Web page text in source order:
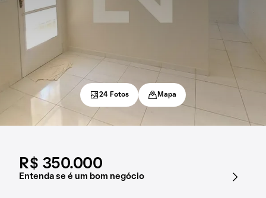
R$ 350.000
Entenda se é um bom negócio
24 Fotos Mapa